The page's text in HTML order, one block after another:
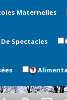
Maternelles
De Spectacles